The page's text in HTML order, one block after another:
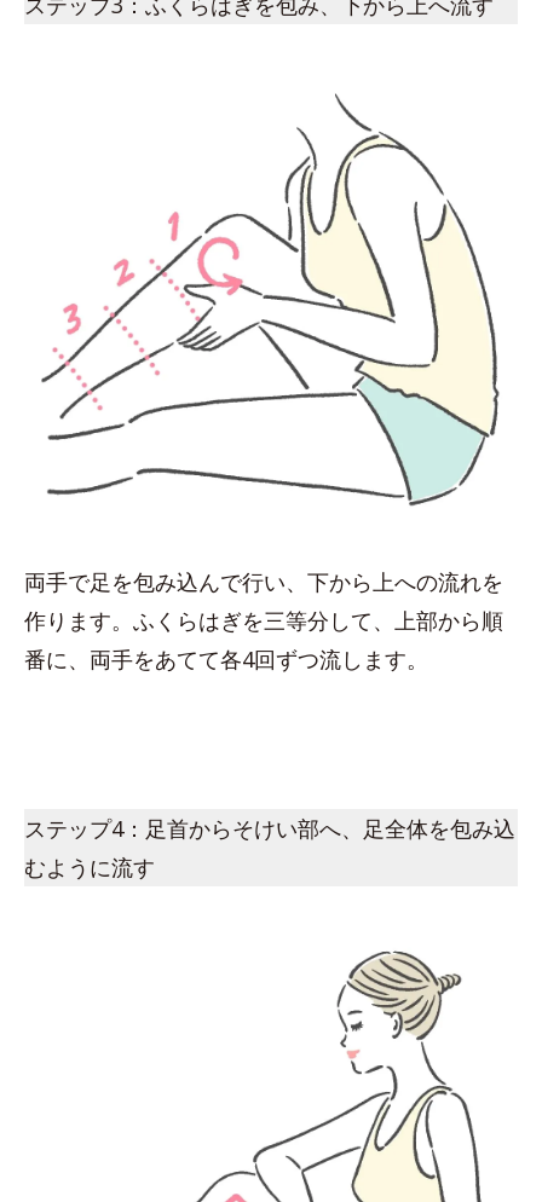
両手で足を包み込んで行い、下から上への流れを
作ります。ふくらはぎを三等分して、上部から順
番に、両手をあてて各4回ずつ流します。
ステップ4：足首からそけい部へ、足全体を包み込
むように流す